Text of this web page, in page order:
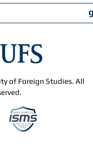
of Foreign Studies. All